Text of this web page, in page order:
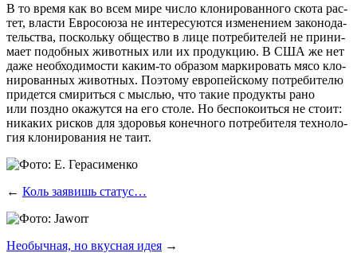
В то вре­мя как во всем мире чис­ло кло­ни­ро­ван­но­го ско­та рас­
тет, вла­сти Евро­со­ю­за не инте­ре­су­ют­ся изме­не­ни­ем зако­но­да­
тель­ства, посколь­ку обще­ство в лице потре­би­те­лей не при­ни­
ма­ет подоб­ных живот­ных или их про­дук­цию. В США же нет
даже необ­хо­ди­мо­сти каким‑то обра­зом мар­ки­ро­вать мясо кло­
ни­ро­ван­ных живот­ных. Поэто­му евро­пей­ско­му потре­би­те­лю
при­дет­ся сми­рить­ся с мыс­лью, что такие про­дук­ты рано
или позд­но ока­жут­ся на его сто­ле. Но бес­по­ко­ить­ся не сто­ит:
ника­ких рис­ков для здо­ро­вья конеч­но­го потре­би­те­ля тех­но­ло­
гия кло­ни­ро­ва­ния не таит.
← Коль заявишь статус…
Необычная, но вкусная идея →